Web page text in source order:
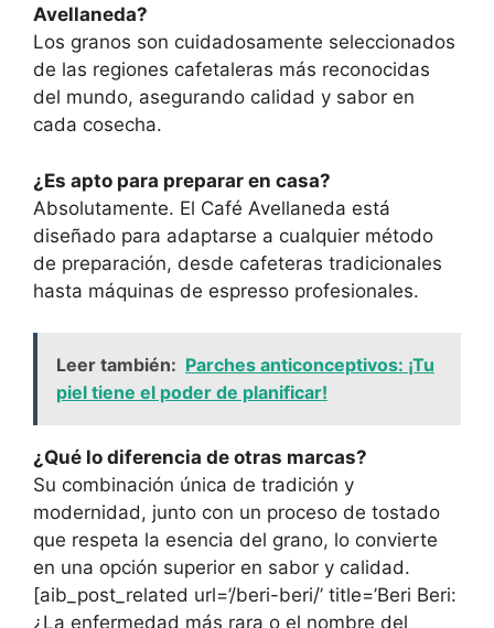
Avellaneda?
Los granos son cuidadosamente seleccionados
de las regiones cafetaleras más reconocidas
del mundo, asegurando calidad y sabor en
cada cosecha.
¿Es apto para preparar en casa?
Absolutamente. El Café Avellaneda está
diseñado para adaptarse a cualquier método
de preparación, desde cafeteras tradicionales
hasta máquinas de espresso profesionales.
Leer también: Parches anticonceptivos: ¡Tu
piel tiene el poder de planificar!
¿Qué lo diferencia de otras marcas?
Su combinación única de tradición y
modernidad, junto con un proceso de tostado
que respeta la esencia del grano, lo convierte
en una opción superior en sabor y calidad.
[aib_post_related url=’/beri-beri/’ title=’Beri Beri:
¿La enfermedad más rara o el nombre del